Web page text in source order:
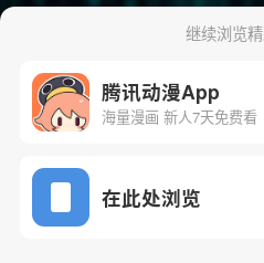
继续浏览
腾讯动漫App
海量漫画 新人7天免费看
在此处浏览